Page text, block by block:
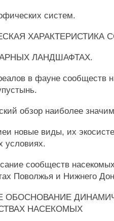
систем.
ХАРАКТЕРИСТИКА
ЛАНДШАФТАХ.
в фауне сообществ
обзор наиболее
новые виды, их
условиях.
сообществ
Поволжья и Нижнего
ОБОСНОВАНИЕ
НАСЕКОМЫХ